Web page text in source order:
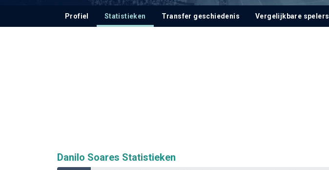
Profiel Statistieken Transfer geschiedenis Vergelijkbare spelers
Danilo Soares Statistieken